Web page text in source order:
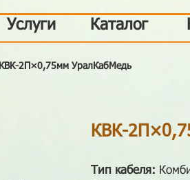
КВК-2П×0,75мм УралКабМедь
КВК-
Тип кабеля:
Каталог
Услуги